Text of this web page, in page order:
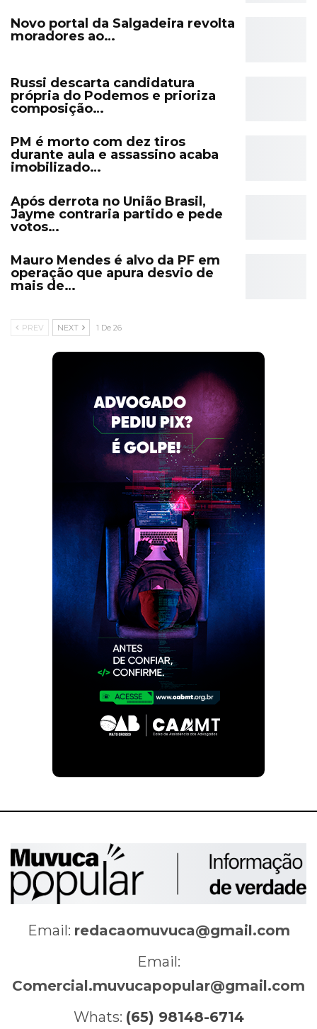
Novo portal da Salgadeira revolta
moradores ao…
Russi descarta candidatura
própria do Podemos e prioriza
composição…
PM é morto com dez tiros
durante aula e assassino acaba
imobilizado…
Após derrota no União Brasil,
Jayme contraria partido e pede
votos…
Mauro Mendes é alvo da PF em
operação que apura desvio de
mais de…
PREV NEXT 1 De 26
Email: redacaomuvuca@gmail.com
Email:
Comercial.muvucapopular@gmail.com
Whats: (65) 98148-6714